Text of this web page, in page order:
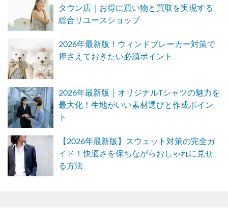
タウン店｜お得に買い物と買取を実現する
総合リユースショップ
2026年最新版！ウィンドブレーカー対策で
押さえておきたい必須ポイント
2026年最新版｜オリジナルTシャツの魅力を
最大化！生地がいい素材選びと作成ポイン
ト
【2026年最新版】スウェット対策の完全ガ
イド！快適さを保ちながらおしゃれに見せ
る方法